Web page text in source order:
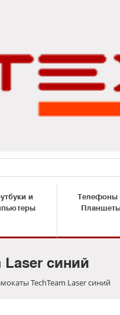
и
Телефоны
Laser синий
TechTeam Laser синий